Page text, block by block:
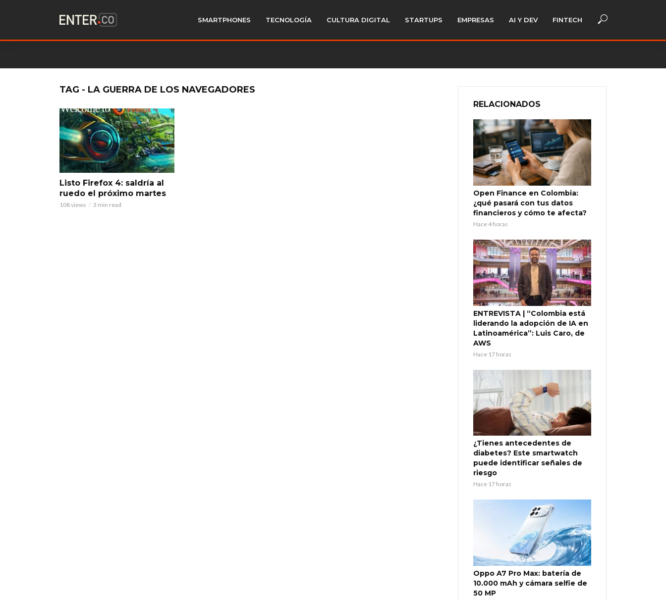
SMARTPHONES TECNOLOGÍA CULTURA DIGITAL STARTUPS EMPRESAS AI Y DEV FINTECH
TAG - LA GUERRA DE LOS NAVEGADORES
Listo Firefox 4: saldría al
ruedo el próximo martes
108 views 3 min read
RELACIONADOS
Open Finance en Colombia:
¿qué pasará con tus datos
financieros y cómo te afecta?
Hace 4 horas
ENTREVISTA | “Colombia está
liderando la adopción de IA en
Latinoamérica”: Luis Caro, de
AWS
Hace 17 horas
¿Tienes antecedentes de
diabetes? Este smartwatch
puede identificar señales de
riesgo
Hace 17 horas
Oppo A7 Pro Max: batería de
10.000 mAh y cámara selfie de
50 MP